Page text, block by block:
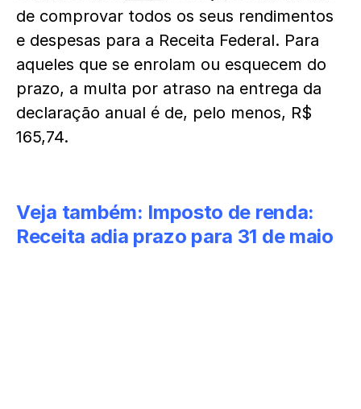
de comprovar todos os seus rendimentos
e despesas para a Receita Federal. Para
aqueles que se enrolam ou esquecem do
prazo, a multa por atraso na entrega da
declaração anual é de, pelo menos, R$
165,74.
Veja também: Imposto de renda:
Receita adia prazo para 31 de maio